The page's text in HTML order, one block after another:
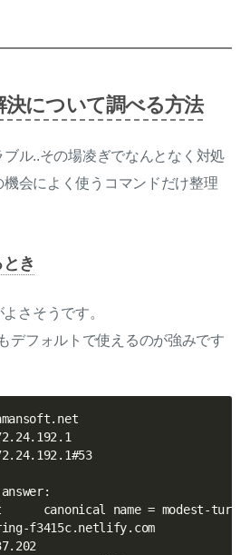
決について調べる方法
ル..その場凌ぎでなんとなく対処
機会によく使うコマンドだけ整理
き
さそうです。
デフォルトで使えるのが強みです
canonical name = modest-
f3415c.netlify.com